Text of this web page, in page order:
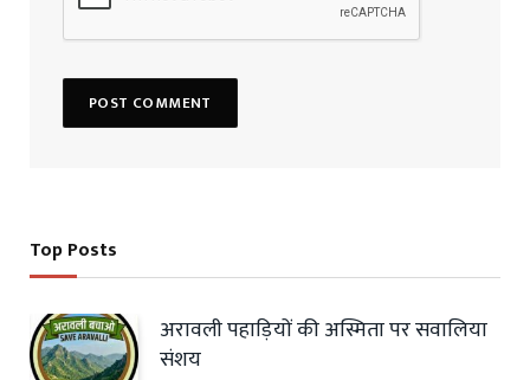
Top Posts
अरावली पहाड़ियों की अस्मिता पर सवालिया
संशय